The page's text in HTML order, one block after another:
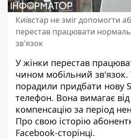
Київстар не зміг допомогти
перестав працювати
зв'язок
У жінки перестав
чином мобільний зв'язок.
порадили придбати нову
телефон. Вона вимагає
компенсацію за період
Про свою історію
Facebook-сторінці.